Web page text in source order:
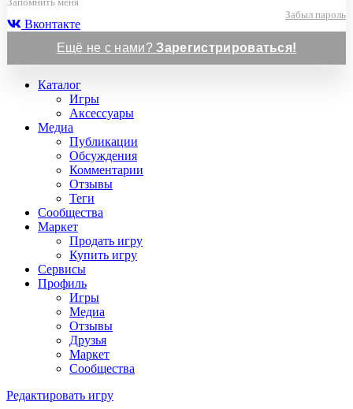
Забыл пароль
Вконтакте
Ещё не с нами?Зарегистрироваться!
Каталог
Игры
Аксессуары
Медиа
Публикации
Обсуждения
Комментарии
Отзывы
Теги
Сообщества
Маркет
Продать игру
Купить игру
Сервисы
Профиль
Игры
Медиа
Отзывы
Друзья
Маркет
Сообщества
Редактировать игру